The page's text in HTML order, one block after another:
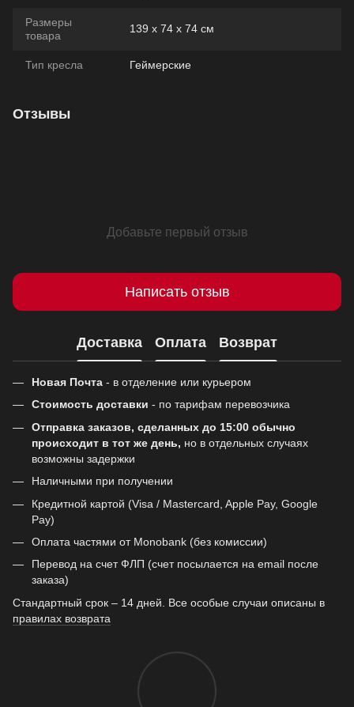
Размеры
товара
139 х 74 х 74 см
Тип кресла Геймерские
Отзывы
Добавьте первый отзыв
Написать отзыв
Доставка Оплата Возврат
Новая Почта - в отделение или курьером
Стоимость доставки - по тарифам перевозчика
Отправка заказов, сделанных до 15:00 обычно
происходит в тот же день, но в отдельных случаях
возможны задержки
Наличными при получении
Кредитной картой (Visa / Mastercard, Apple Pay, Google
Pay)
Оплата частями от Monobank (без комиссии)
Перевод на счет ФЛП (счет посылается на email после
заказа)
Стандартный срок – 14 дней. Все особые случаи описаны в
правилах возврата